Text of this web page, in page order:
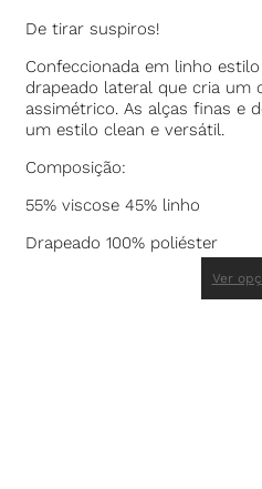
De tirar suspiros!
Confeccionada em linho
drapeado lateral que cria um
assimétrico. As alças finas e
um estilo clean e versátil.
Composição:
55% viscose 45% linho
Drapeado 100% poliéster
Ver